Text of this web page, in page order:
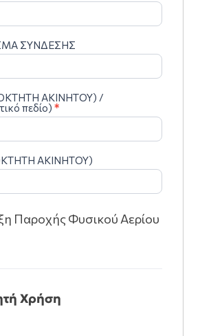
ΣΥΝΔΕΣΗΣ
ΑΚΙΝΗΤΟΥ) /
πεδίο) *
ΑΚΙΝΗΤΟΥ)
Παροχής Φυσικού Αερίου
Χρήση